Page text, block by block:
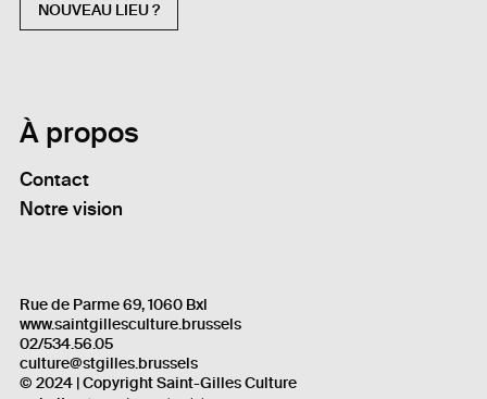
NOUVEAU LIEU ?
À propos
Contact
Notre vision
Rue de Parme 69, 1060 Bxl
www.saintgillesculture.brussels
02/534.56.05
culture@stgilles.brussels
© 2024 | Copyright Saint-Gilles Culture